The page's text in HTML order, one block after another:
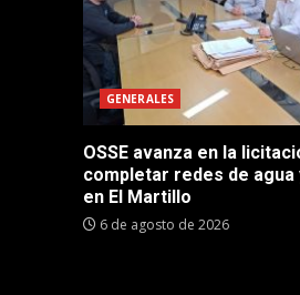
GENERALES
OSSE avanza en la
completar redes de agua
en El Martillo
6 de agosto de 2026